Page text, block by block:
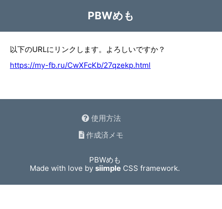
PBWめも
以下のURLにリンクします。よろしいですか？
https://my-fb.ru/CwXFcKb/27qzekp.html
使用方法
作成済メモ
PBWめも
Made with love bysiimple CSS framework.